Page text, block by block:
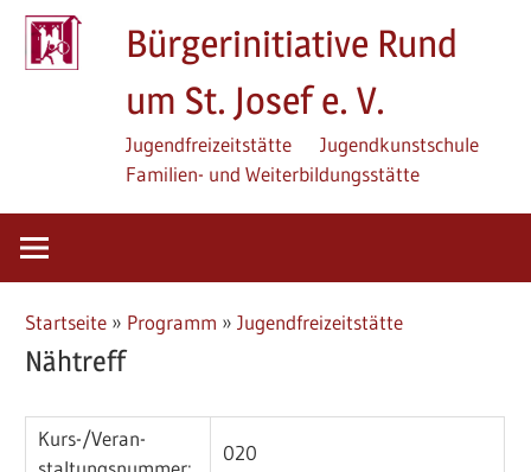
Zum
Inhalt
springen
Bürgerinitiative Rund
um St. Josef e. V.
Jugendfreizeitstätte
Jugendkunstschule
Familien- und Weiterbildungsstätte
Startseite » Programm »Jugendfreizeitstätte
Nähtreff
Kurs-/­Veran­
020